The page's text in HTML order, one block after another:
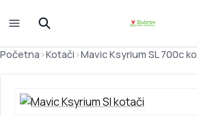
Početna >Kotači >Mavic Ksyrium SL 700c